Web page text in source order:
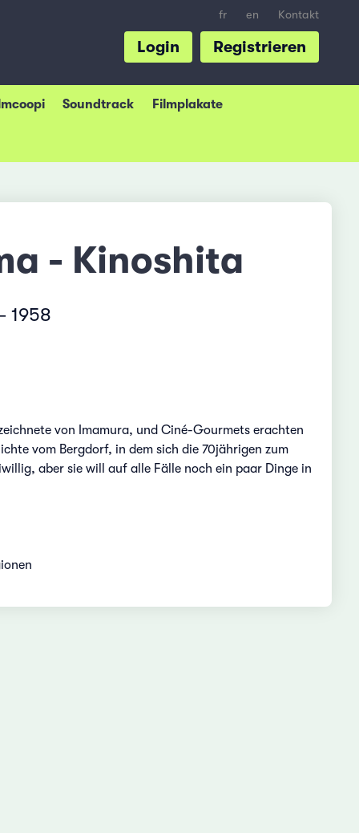
fr en Kontakt
Registrieren
Login
Soundtrack Filmplakate
- Kinoshita
1958
von Imamura, und Ciné-Gourmets erachten
vom Bergdorf, in dem sich die 70jährigen zum
aber sie will auf alle Fälle noch ein paar Dinge in